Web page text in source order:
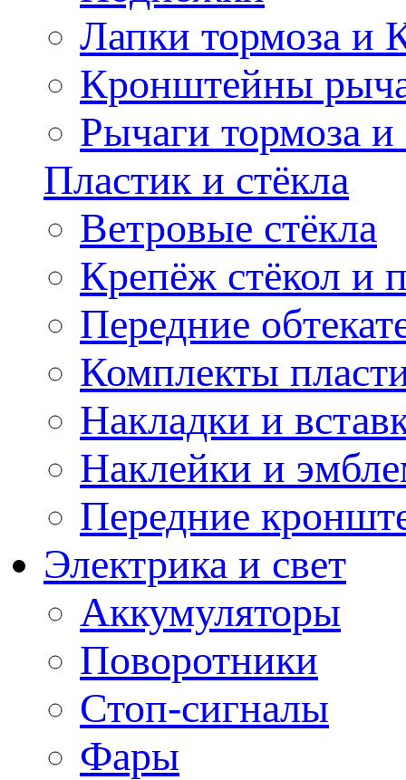
Лапки тормоза и
Кронштейны
Рычаги тормоза и
Пластик и стёкла
Ветровые стёкла
Крепёж стёкол и
Передние
Комплекты
Накладки и
Наклейки и
Передние
Электрика и свет
Аккумуляторы
Поворотники
Стоп-сигналы
Фары